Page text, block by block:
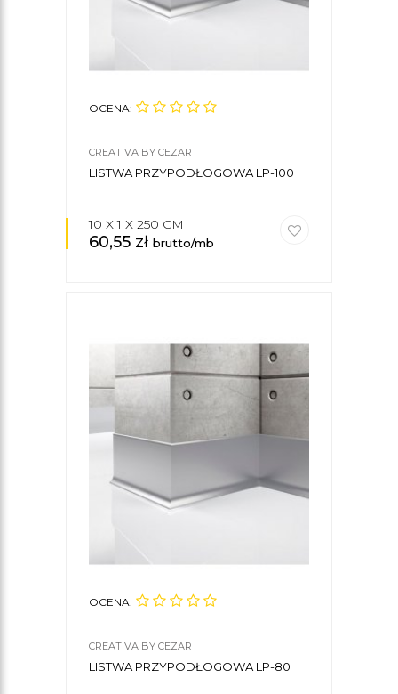
OCENA:
CREATIVA BY CEZAR
LISTWA PRZYPODŁOGOWA LP-100
10 X 1 X 250 CM
60,55 zł brutto/mb
OCENA:
CREATIVA BY CEZAR
LISTWA PRZYPODŁOGOWA LP-80